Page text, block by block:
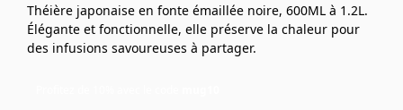
Théière japonaise en fonte émaillée noire, 600ML à 1.2L.
Élégante et fonctionnelle, elle préserve la chaleur pour
des infusions savoureuses à partager.